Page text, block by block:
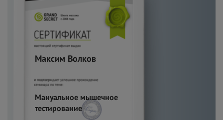
Мануальное мышечное
тестирование
Максим Волков